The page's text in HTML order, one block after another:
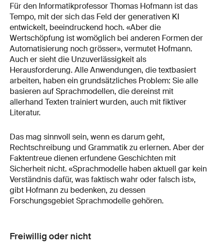
Für den Informatikprofessor Thomas Hofmann ist das
Tempo, mit der sich das Feld der generativen KI
entwickelt, beeindruckend hoch. «Aber die
Wertschöpfung ist womöglich bei anderen Formen der
Automatisierung noch grösser», vermutet Hofmann.
Auch er sieht die Unzuverlässigkeit als
Herausforderung. Alle Anwendungen, die textbasiert
arbeiten, haben ein grundsätzliches Problem: Sie alle
basieren auf Sprachmodellen, die dereinst mit
allerhand Texten trainiert wurden, auch mit fiktiver
Literatur.
Das mag sinnvoll sein, wenn es darum geht,
Rechtschreibung und Grammatik zu erlernen. Aber der
Faktentreue dienen erfundene Geschichten mit
Sicherheit nicht. «Sprachmodelle haben aktuell gar kein
Verständnis dafür, was faktisch wahr oder falsch ist»,
gibt Hofmann zu bedenken, zu dessen
Forschungsgebiet Sprachmodelle gehören.
Freiwillig oder nicht